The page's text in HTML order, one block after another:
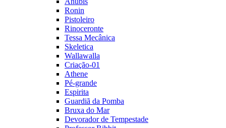
Ronin
Pistoleiro
Rinoceronte
Tessa Mecânica
Skeletica
Wallawalla
Criação-01
Athene
Pé-grande
Espirita
Guardiã da Pomba
Bruxa do Mar
Devorador de Tempestade